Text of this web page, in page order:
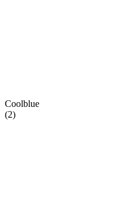
Coolblue
(2)